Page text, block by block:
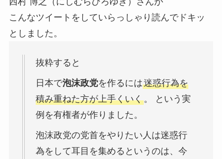
こんなツイートをしていらっしゃり読んでドキッ
としました。
抜粋すると
日本で泡沫政党を作るには迷惑行為を
積み重ねた方が上手くいく。 という実
例を有権者が作りました。
泡沫政党の党首をやりたい人は迷惑行
為をして耳目を集めるというのは、今